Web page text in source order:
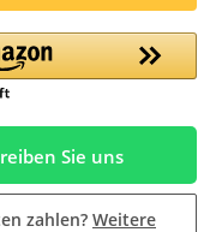
Sie uns
zahlen? Weitere